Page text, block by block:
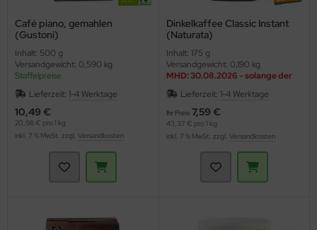
Café piano, gemahlen
(Gustoni)
Inhalt: 500 g
Versandgewicht: 0,590 kg
Staffelpreise
Lieferzeit: 1-4 Werktage
10,49 €
20,98 € pro 1 kg
inkl. 7 % MwSt. zzgl. Versandkosten
Dinkelkaffee Classic Instant
(Naturata)
Inhalt: 175 g
Versandgewicht: 0,190 kg
MHD: 30.08.2026 - solange der
Vorrat reicht
Lieferzeit: 1-4 Werktage
Ihr Preis 7,59 €
43,37 € pro 1 kg
inkl. 7 % MwSt. zzgl. Versandkosten